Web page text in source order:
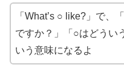
「What’s ○ like?」で、
ですか？」「○はどうい
いう意味になるよ